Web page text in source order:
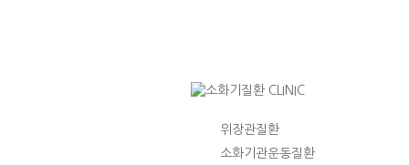
위장관질환
소화기관운동질환